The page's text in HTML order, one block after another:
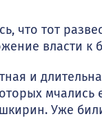
что тот
власти к
и
мчались
Уже